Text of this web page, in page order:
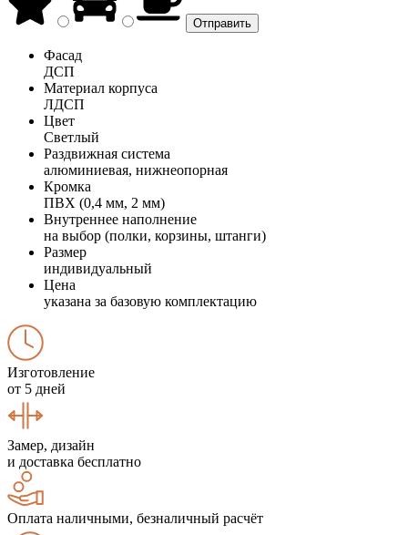
Фасад
ДСП
Материал корпуса
ЛДСП
Цвет
Светлый
Раздвижная система
алюминиевая, нижнеопорная
Кромка
ПВХ (0,4 мм, 2 мм)
Внутреннее наполнение
на выбор (полки, корзины, штанги)
Размер
индивидуальный
Цена
указана за базовую комплектацию
Изготовление
от 5 дней
Замер, дизайн
и доставка бесплатно
Оплата наличными, безналичный расчёт